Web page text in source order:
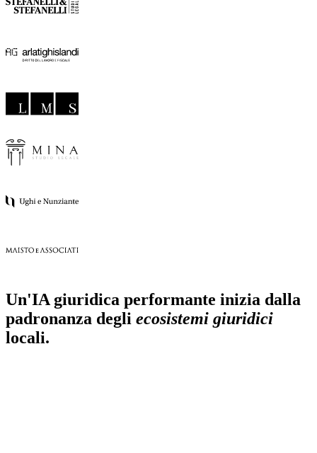
Un'IA giuridica performante inizia dalla
padronanza degli ecosistemi giuridici
locali.